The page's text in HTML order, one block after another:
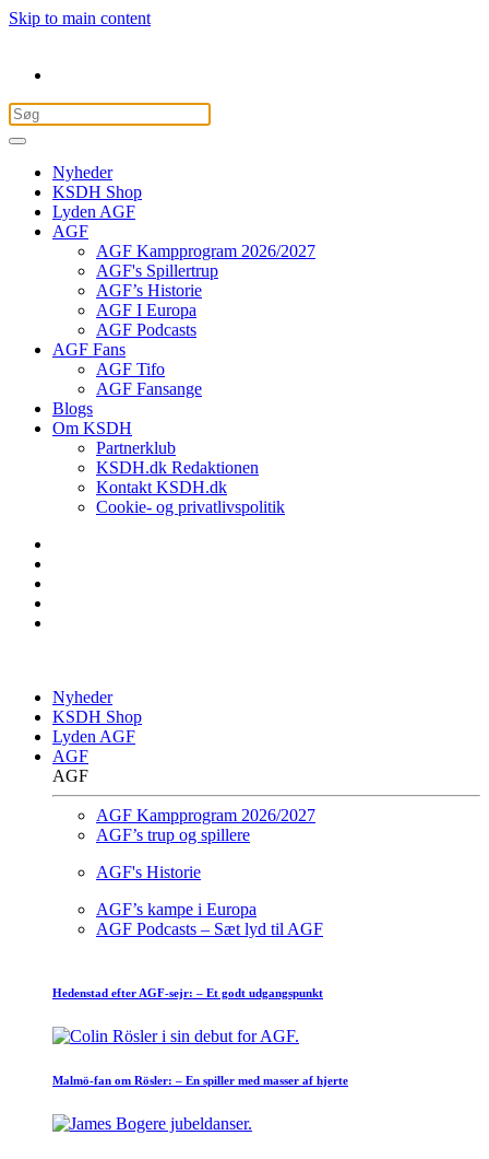
Skip to main content
Nyheder
KSDH Shop
Lyden AGF
AGF
AGF Kampprogram 2026/2027
AGF's Spillertrup
AGF’s Historie
AGF I Europa
AGF Podcasts
AGF Fans
AGF Tifo
AGF Fansange
Blogs
Om KSDH
Partnerklub
KSDH.dk Redaktionen
Kontakt KSDH.dk
Cookie- og privatlivspolitik
Nyheder
KSDH Shop
Lyden AGF
AGF
AGF
AGF Kampprogram 2026/2027
AGF’s trup og spillere
AGF's Historie
AGF’s kampe i Europa
AGF Podcasts – Sæt lyd til AGF
Hedenstad efter AGF-sejr: – Et godt udgangspunkt
Malmö-fan om Rösler: – En spiller med masser af hjerte